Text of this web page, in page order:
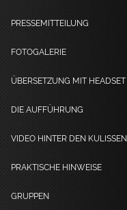
PRESSEMITTEILUNG
FOTOGALERIE
ÜBERSETZUNG MIT HEADSET
DIE AUFFÜHRUNG
VIDEO HINTER DEN KULISSEN
PRAKTISCHE HINWEISE
GRUPPEN